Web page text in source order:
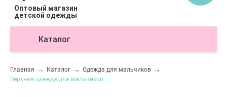
Оптовый магазин
детской одежды
Каталог
Главная Каталог
Одежда для мальчиков
Верхняя одежда для мальчиков